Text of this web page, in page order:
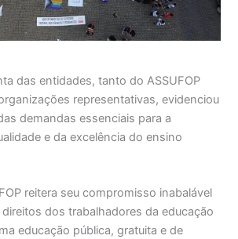
das entidades, tanto do ASSUFOP
representativas, evidenciou
demandas essenciais para a
e da excelência do ensino
reitera seu compromisso inabalável
dos trabalhadores da educação
educação pública, gratuita e de